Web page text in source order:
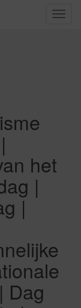
S
het
|
|
Dag